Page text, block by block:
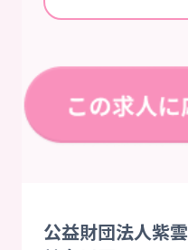
公益財団法人紫